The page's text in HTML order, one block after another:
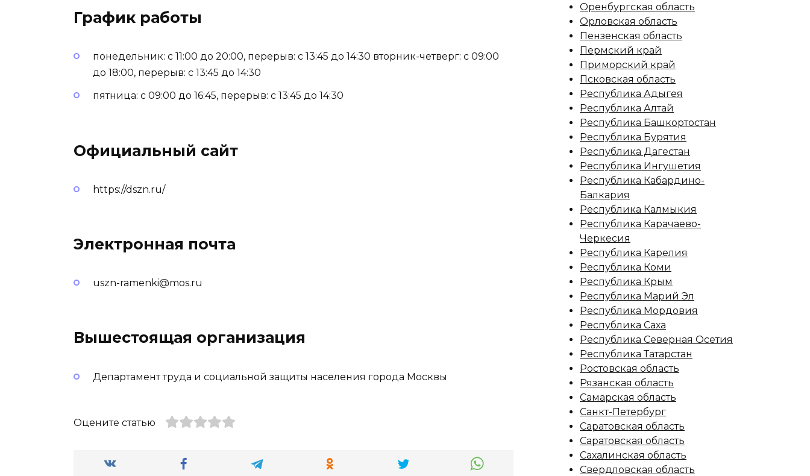
График работы
понедельник: с 11:00 до 20:00, перерыв: с 13:45 до 14:30 вторник-четверг: с 09:00
до 18:00, перерыв: с 13:45 до 14:30
пятница: с 09:00 до 16:45, перерыв: с 13:45 до 14:30
Официальный сайт
https://dszn.ru/
Электронная почта
uszn-ramenki@mos.ru
Вышестоящая организация
Департамент труда и социальной защиты населения города Москвы
Оцените статью
Оренбургская область
Орловская область
Пензенская область
Пермский край
Приморский край
Псковская область
Республика Адыгея
Республика Алтай
Республика Башкортостан
Республика Бурятия
Республика Дагестан
Республика Ингушетия
Республика Кабардино-
Балкария
Республика Калмыкия
Республика Карачаево-
Черкесия
Республика Карелия
Республика Коми
Республика Крым
Республика Марий Эл
Республика Мордовия
Республика Саха
Республика Северная Осетия
Республика Татарстан
Ростовская область
Рязанская область
Самарская область
Санкт-Петербург
Саратовская область
Саратовская область
Сахалинская область
Свердловская область